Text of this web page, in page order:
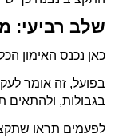
שלב רביעי:
כאן נכנס האימון
בפועל, זה אומר
בגבולות, ולהתאים
לפעמים תראו